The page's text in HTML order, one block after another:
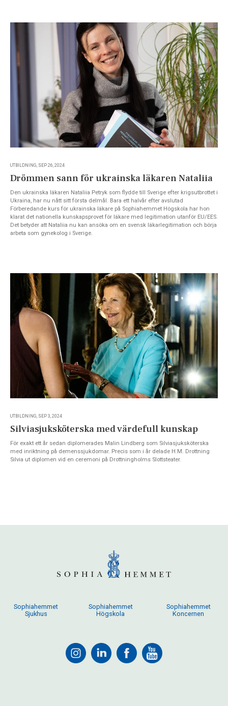
UTBILDNING, SEP 26, 2024
Drömmen sann för ukrainska läkaren Nataliia
Den ukrainska läkaren Nataliia Petryk som flydde till Sverige efter krigsutbrottet i
Ukraina, har nu nått sitt första delmål. Bara ett halvår efter avslutad
Förberedande kurs för ukrainska läkare på Sophiahemmet Högskola har hon
klarat det nationella kunskapsprovet för läkare med legitimation utanför EU/EES.
Det betyder att Nataliia nu kan ansöka om en svensk läkarlegitimation och börja
arbeta som gynekolog i Sverige.
UTBILDNING, SEP 3, 2024
Silviasjuksköterska med värdefull kunskap
För exakt ett år sedan diplomerades Malin Lindberg som Silviasjuksköterska
med inriktning på demenssjukdomar. Precis som i år delade H.M. Drottning
Silvia ut diplomen vid en ceremoni på Drottningholms Slottsteater.
Sophiahemmet
Sjukhus
Sophiahemmet
Högskola
Sophiahemmet
Koncernen